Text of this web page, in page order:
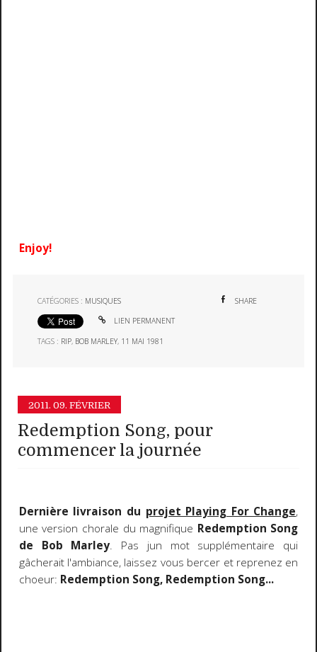
Enjoy!
CATÉGORIES : MUSIQUES SHARE
LIEN PERMANENT
TAGS : RIP, BOB MARLEY, 11 MAI 1981
2011. 09. FÉVRIER
Redemption Song, pour
commencer la journée
Dernière livraison du projet Playing For Change,
une version chorale du magnifique Redemption Song
de Bob Marley. Pas jun mot supplémentaire qui
gâcherait l'ambiance, laissez vous bercer et reprenez en
choeur: Redemption Song, Redemption Song...